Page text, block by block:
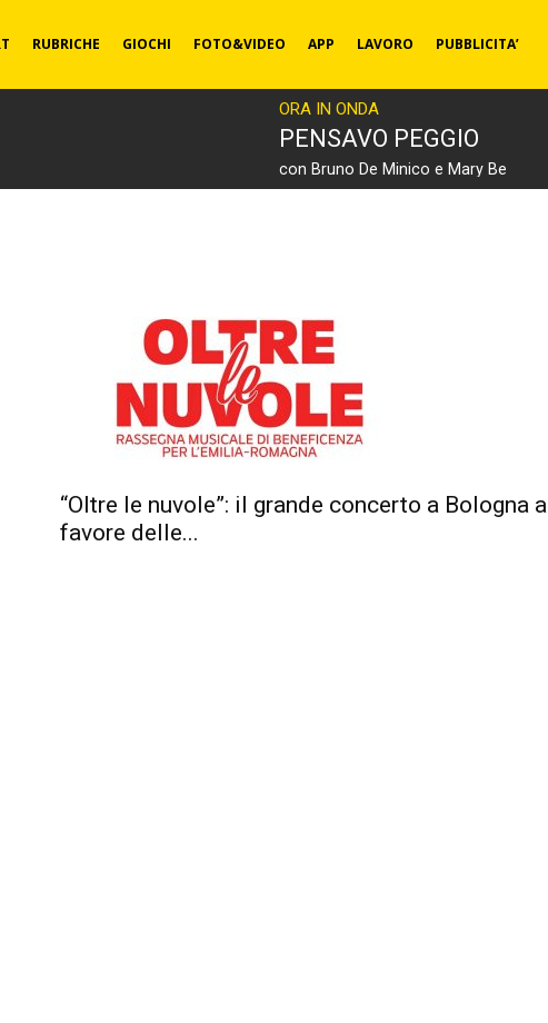
RUBRICHE GIOCHI FOTO&VIDEO APP LAVORO PUBBLICITA’
ORA IN ONDA
PENSAVO PEGGIO
con Bruno De Minico e Mary Be
“Oltre le nuvole”: il grande concerto a Bologna a
favore delle...